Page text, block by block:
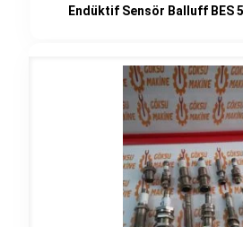
Endüktif Sensör Balluff BES